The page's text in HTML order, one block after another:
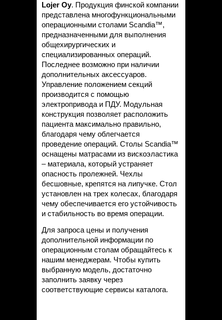
Lojer Oy. Продукция финской компании
представлена многофункциональными
операционными столами Scandia™,
предназначенными для выполнения
общехирургических и
специализированных операций.
Последнее возможно при наличии
дополнительных аксессуаров.
Управление положением секций
производится с помощью
электропривода и ПДУ. Модульная
конструкция позволяет расположить
пациента максимально правильно,
благодаря чему облегчается
проведение операций. Столы Scandia™
оснащены матрасами из вискоэластика
– материала, который устраняет
опасность пролежней. Чехлы
бесшовные, крепятся на липучке. Стол
установлен на трех колесах, благодаря
чему обеспечивается его устойчивость
и стабильность во время операции.
Для запроса цены и получения
дополнительной информации по
операционным столам обращайтесь к
нашим менеджерам. Чтобы купить
выбранную модель, достаточно
заполнить заявку через
соответствующие сервисы каталога.